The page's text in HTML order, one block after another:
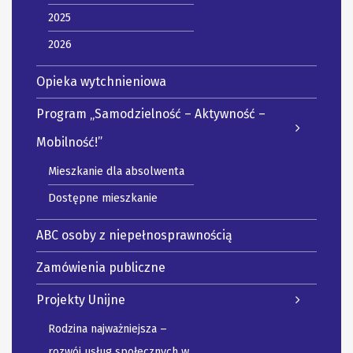
2025
2026
Opieka wytchnieniowa
Program „Samodzielność – Aktywność –
Mobilność!”
Mieszkanie dla absolwenta
Dostępne mieszkanie
ABC osoby z niepełnosprawnością
Zamówienia publiczne
Projekty Unijne
Rodzina najważniejsza –